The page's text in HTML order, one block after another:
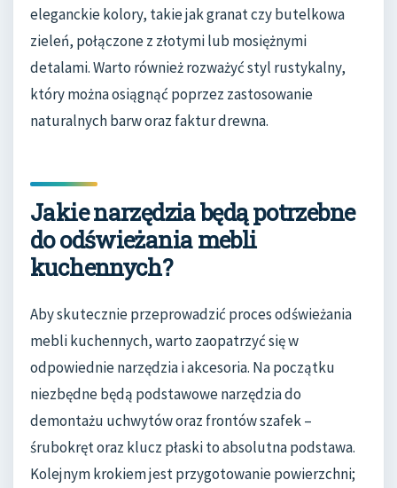
eleganckie kolory, takie jak granat czy butelkowa
zieleń, połączone z złotymi lub mosiężnymi
detalami. Warto również rozważyć styl rustykalny,
który można osiągnąć poprzez zastosowanie
naturalnych barw oraz faktur drewna.
Jakie narzędzia będą potrzebne
do odświeżania mebli
kuchennych?
Aby skutecznie przeprowadzić proces odświeżania
mebli kuchennych, warto zaopatrzyć się w
odpowiednie narzędzia i akcesoria. Na początku
niezbędne będą podstawowe narzędzia do
demontażu uchwytów oraz frontów szafek –
śrubokręt oraz klucz płaski to absolutna podstawa.
Kolejnym krokiem jest przygotowanie powierzchni;